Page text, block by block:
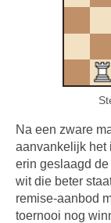
Na een zware
aanvankelijk het
erin geslaagd
wit die beter
remise-aanbod
toernooi nog